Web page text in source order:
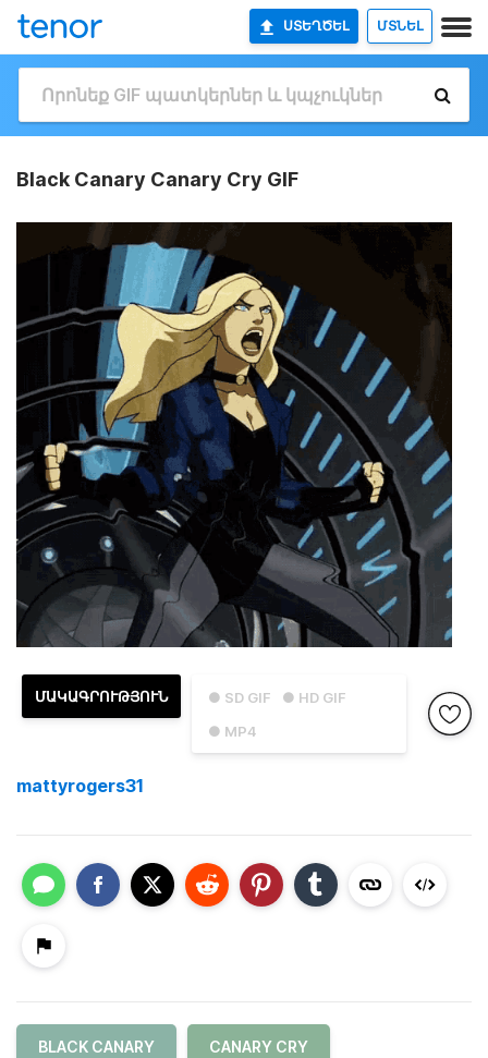
ՍՏԵՂԾԵԼ ՄՏՆԵԼ
Black Canary Canary Cry GIF
● SD GIF
● HD GIF
● MP4
ՄԱԿԱԳՐՈՒԹՅՈՒՆ
mattyrogers31
BLACK CANARY CANARY CRY